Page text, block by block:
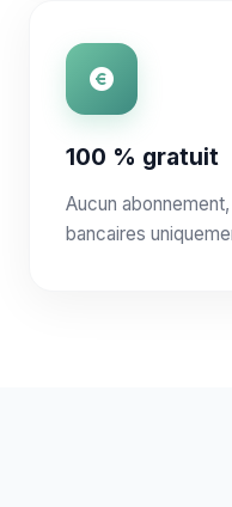
100 % gratuit
Aucun
bancaires